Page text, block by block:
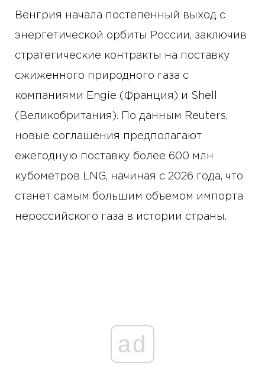
Венгрия начала постепенный выход с
энергетической орбиты России, заключив
стратегические контракты на поставку
сжиженного природного газа с
компаниями Engie (Франция) и Shell
(Великобритания). По данным Reuters,
новые соглашения предполагают
ежегодную поставку более 600 млн
кубометров LNG, начиная с 2026 года, что
станет самым большим объемом импорта
нероссийского газа в истории страны.
ad